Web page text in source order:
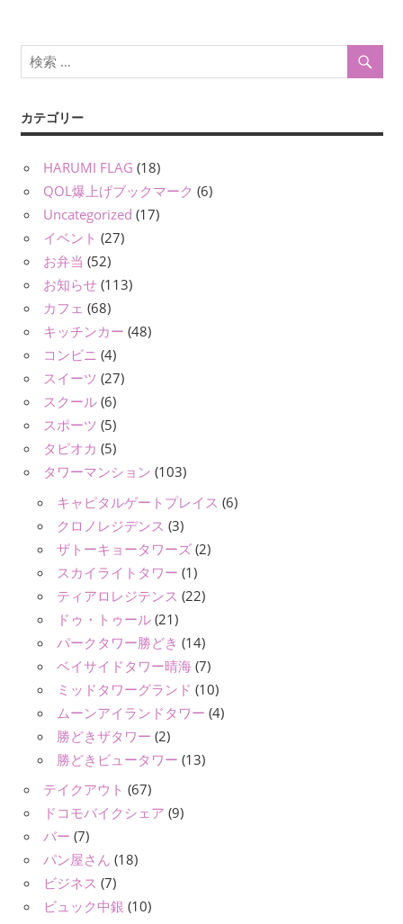
ン
カテゴリー
HARUMI FLAG (18)
QOL爆上げブックマーク (6)
Uncategorized (17)
イベント (27)
お弁当 (52)
お知らせ (113)
カフェ (68)
キッチンカー (48)
コンビニ (4)
スイーツ (27)
スクール (6)
スポーツ (5)
タピオカ (5)
タワーマンション (103)
キャピタルゲートプレイス (6)
クロノレジデンス (3)
ザトーキョータワーズ (2)
スカイライトタワー (1)
ティアロレジテンス (22)
ドゥ・トゥール (21)
パークタワー勝どき (14)
ベイサイドタワー晴海 (7)
ミッドタワーグランド (10)
ムーンアイランドタワー (4)
勝どきザタワー (2)
勝どきビュータワー (13)
テイクアウト (67)
ドコモバイクシェア (9)
バー (7)
パン屋さん (18)
ビジネス (7)
ビュック中銀 (10)